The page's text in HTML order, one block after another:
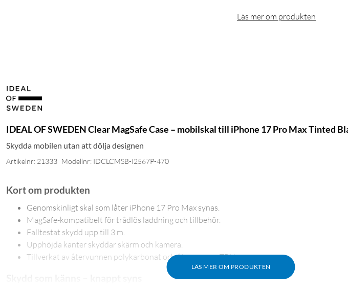
Läs mer om produkten
IDEAL OF SWEDEN Clear MagSafe Case – mobilskal till iPhone 17 Pro Max Tinted
Skydda mobilen utan att dölja designen
Artikelnr: 21333 Modellnr: IDCLCMSB-I2567P-470
LÄS MER OM PRODUKTEN
Kort om produkten
Genomskinligt skal som låter iPhone 17 Pro Max synas.
MagSafe-kompatibelt för trådlös laddning och tillbehör.
Falltestat skydd upp till 3 m.
Upphöjda kanter skyddar skärm och kamera.
Tillverkat av återvunnen polykarbonat och återvunnen TPU.